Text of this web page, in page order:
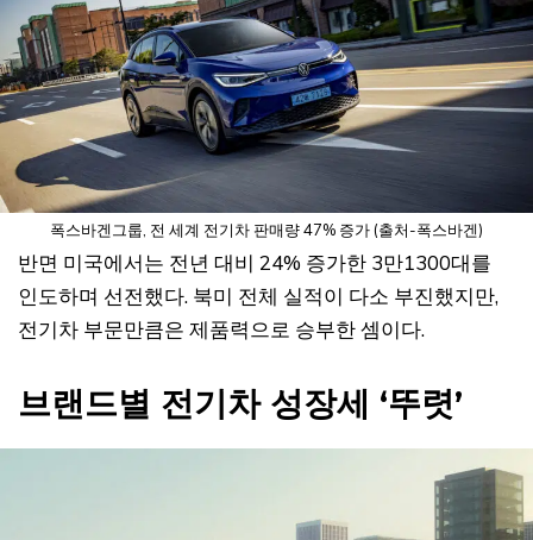
폭스바겐그룹, 전 세계 전기차 판매량 47% 증가 (출처-폭스바겐)
반면 미국에서는 전년 대비 24% 증가한 3만1300대를
인도하며 선전했다. 북미 전체 실적이 다소 부진했지만,
전기차 부문만큼은 제품력으로 승부한 셈이다.
브랜드별 전기차 성장세 ‘뚜렷’